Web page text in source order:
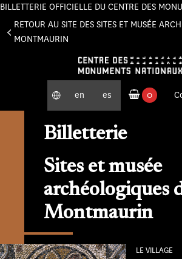
BILLETTERIE OFFICIELLE DU CENTRE DES
RETOUR AU SITE DES SITES ET MUSÉE
MONTMAURIN
en es
0
Billetterie
Sites et musée
archéologiques
Montmaurin
LE VILLAGE
Panneau de gestion des cookies